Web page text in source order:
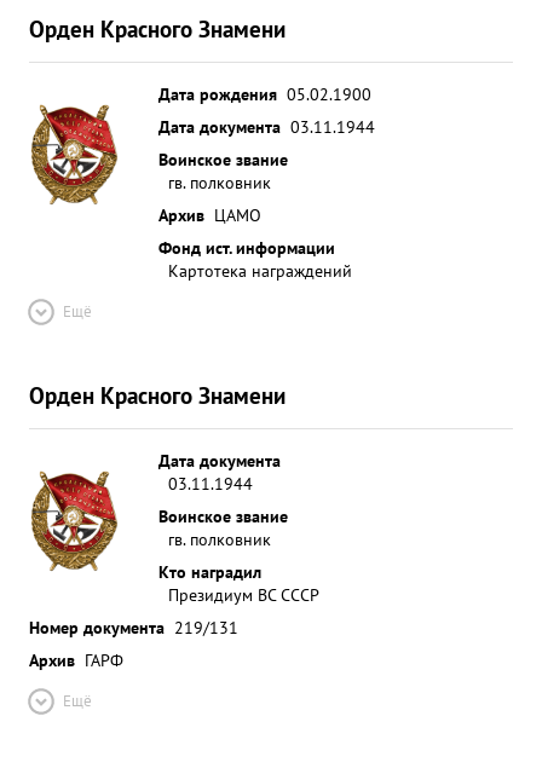
Орден Красного Знамени
Дата рождения 05.02.1900
Дата документа 03.11.1944
Воинское звание
гв. полковник
Архив ЦАМО
Фонд ист. информации
Картотека награждений
Ещё
Орден Красного Знамени
Дата документа
03.11.1944
Воинское звание
гв. полковник
Кто наградил
Президиум ВС СССР
Номер документа 219/131
Архив ГАРФ
Ещё